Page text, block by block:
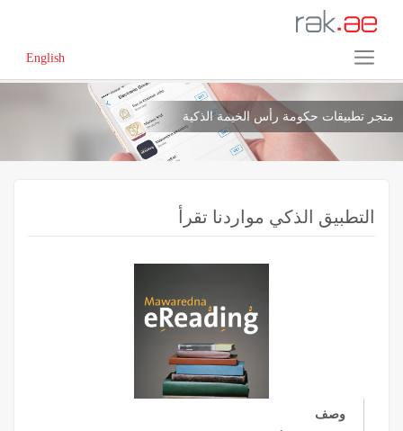
English
متجر تطبيقات حكومة رأس الخيمة الذكية
التطبيق الذكي مواردنا تقرأ
وصف